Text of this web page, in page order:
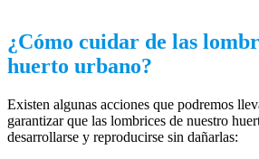
¿Cómo cuidar de las
huerto urbano?
Existen algunas acciones que podremos
garantizar que las lombrices de nuestro
desarrollarse y reproducirse sin dañarlas: